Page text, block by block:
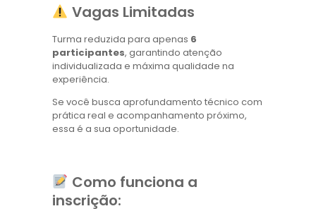
Vagas Limitadas
Turma reduzida para apenas 6
participantes, garantindo atenção
individualizada e máxima qualidade na
experiência.
Se você busca aprofundamento técnico com
prática real e acompanhamento próximo,
essa é a sua oportunidade.
Como funciona a
inscrição: